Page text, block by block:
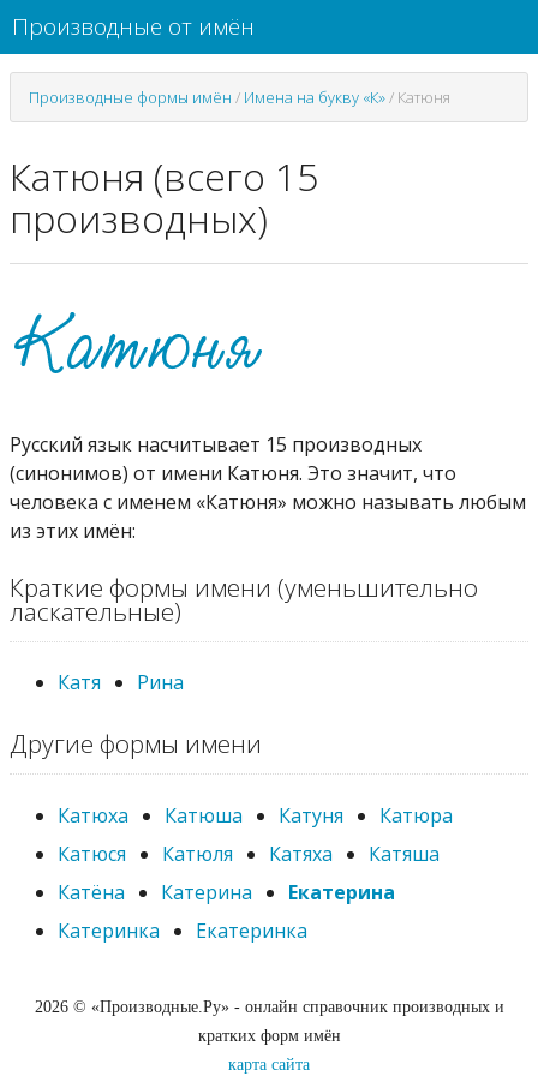
Производные от имён
Производные формы имён / Имена на букву «К»/ Катюня
Катюня (всего 15
производных)
Русский язык насчитывает 15 производных
(синонимов) от имени Катюня. Это значит, что
человека с именем «Катюня» можно называть любым
из этих имён:
Краткие формы имени (уменьшительно
ласкательные)
Катя Рина
Другие формы имени
Катюха Катюша Катуня
Катюра
Катюся
Катюля Катяха
Катяша
Катёна
Катерина
Екатерина
Катеринка
Екатеринка
2026 © «Производные.Ру» - онлайн справочник производных и
кратких форм имён
карта сайта